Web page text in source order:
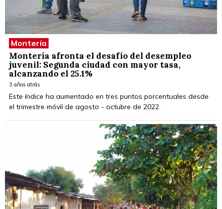
Montería
Montería afronta el desafío del desempleo
juvenil: Segunda ciudad con mayor tasa,
alcanzando el 25.1%
3 años atrás
Este índice ha aumentado en tres puntos porcentuales desde
el trimestre móvil de agosto - octubre de 2022.